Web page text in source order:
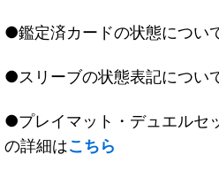
●鑑定済カードの状態につい
●スリーブの状態表記につい
●プレイマット・デュエルセ
の詳細はこちら